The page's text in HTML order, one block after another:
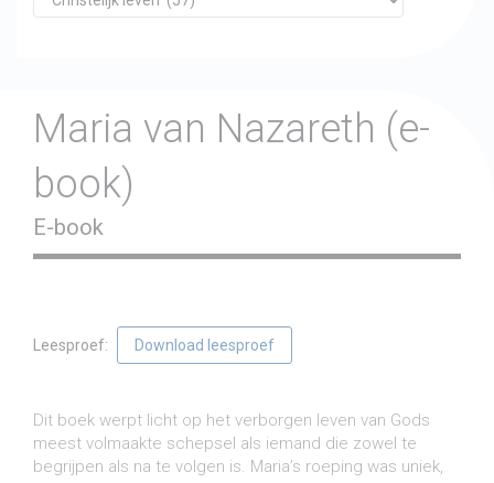
Maria van Nazareth (e-
book)
E-book
Leesproef: Download leesproef
Dit boek werpt licht op het verborgen leven van Gods
meest volmaakte schepsel als iemand die zowel te
begrijpen als na te volgen is. Maria’s roeping was uniek,